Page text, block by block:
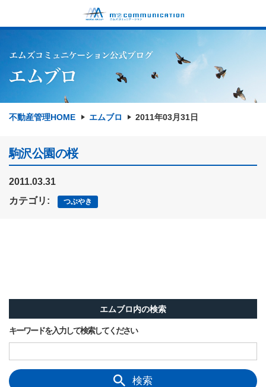
不動産管理HOME エムブロ 2011年03月31日
駒沢公園の桜
2011.03.31
カテゴリ:
つぶやき
エムブロ内の検索
キーワードを入力して検索してください
検索